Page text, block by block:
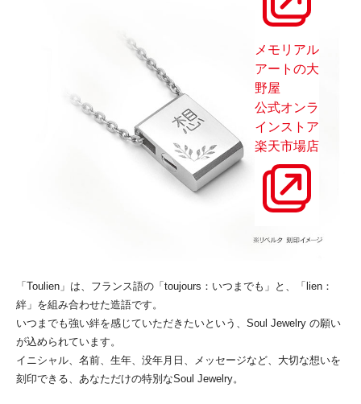
メモリアル
アートの大
野屋
公式オンラ
インストア
楽天市場店
「Toulien」は、フランス語の「toujours：いつまでも」と、「lien：
絆」を組み合わせた造語です。
いつまでも強い絆を感じていただきたいという、Soul Jewelry の願い
が込められています。
イニシャル、名前、生年、没年月日、メッセージなど、大切な想いを
刻印できる、あなただけの特別なSoul Jewelry。